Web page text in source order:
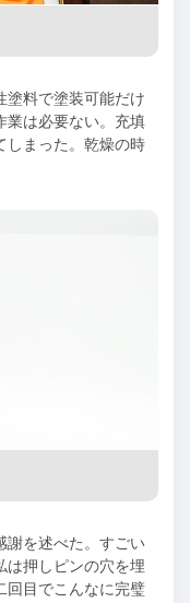
塗料で塗装可能だけ
業は必要ない。充填
しまった。乾燥の時
謝を述べた。すごい
は押しピンの穴を埋
回目でこんなに完璧